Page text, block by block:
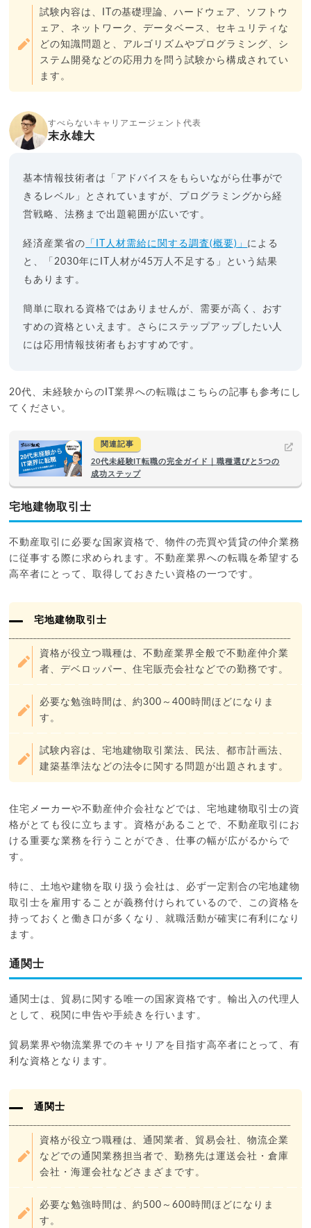
試験内容は、ITの基礎理論、ハードウェア、ソフトウ
ェア、ネットワーク、データベース、セキュリティな
どの知識問題と、アルゴリズムやプログラミング、シ
ステム開発などの応用力を問う試験から構成されてい
ます。
すべらないキャリアエージェント代表
末永雄大
基本情報技術者は「アドバイスをもらいながら仕事がで
きるレベル」とされていますが、プログラミングから経
営戦略、法務まで出題範囲が広いです。
経済産業省の 「IT人材需給に関する調査(概要)」 による
と、「2030年にIT人材が45万人不足する」という結果
もあります。
簡単に取れる資格ではありませんが、需要が高く、おす
すめの資格といえます。さらにステップアップしたい人
には応用情報技術者もおすすめです。
20代、未経験からのIT業界への転職はこちらの記事も参考にし
てください。
関連記事
20代未経験IT転職の完全ガイド｜職種選びと5つの
成功ステップ
宅地建物取引士
不動産取引に必要な国家資格で、物件の売買や賃貸の仲介業務
に従事する際に求められます。不動産業界への転職を希望する
高卒者にとって、取得しておきたい資格の一つです。
宅地建物取引士
資格が役立つ職種は、不動産業界全般で不動産仲介業
者、デベロッパー、住宅販売会社などでの勤務です。
必要な勉強時間は、約300～400時間ほどになりま
す。
試験内容は、宅地建物取引業法、民法、都市計画法、
建築基準法などの法令に関する問題が出題されます。
住宅メーカーや不動産仲介会社などでは、宅地建物取引士の資
格がとても役に立ちます。資格があることで、不動産取引にお
ける重要な業務を行うことができ、仕事の幅が広がるからで
す。
特に、土地や建物を取り扱う会社は、必ず一定割合の宅地建物
取引士を雇用することが義務付けられているので、この資格を
持っておくと働き口が多くなり、就職活動が確実に有利になり
ます。
通関士
通関士は、貿易に関する唯一の国家資格です。輸出入の代理人
として、税関に申告や手続きを行います。
貿易業界や物流業界でのキャリアを目指す高卒者にとって、有
利な資格となります。
通関士
資格が役立つ職種は、通関業者、貿易会社、物流企業
などでの通関業務担当者で、勤務先は運送会社・倉庫
会社・海運会社などさまざまです。
必要な勉強時間は、約500～600時間ほどになりま
す。